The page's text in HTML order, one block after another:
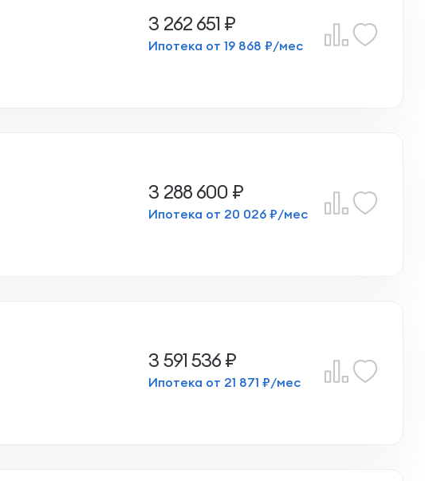
Ипотека от 19 868 ₽/мес
3 262 651 ₽
Ипотека от 20 026 ₽/мес
3 288 600 ₽
Ипотека от 21 871 ₽/мес
3 591 536 ₽